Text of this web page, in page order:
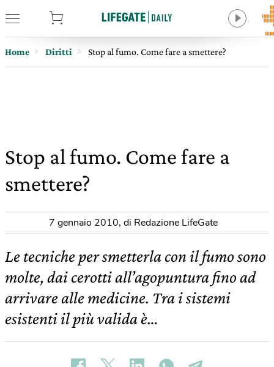
Home Diritti Stop al fumo. Come fare a smettere?
Stop al fumo. Come fare a
smettere?
7 gennaio 2010, di Redazione LifeGate
Le tecniche per smetterla con il fumo sono
molte, dai cerotti all’agopuntura fino ad
arrivare alle medicine. Tra i sistemi
esistenti il più valida è…